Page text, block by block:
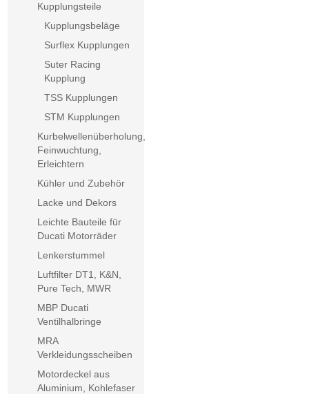
Kupplungsteile
Kupplungsbeläge
Surflex Kupplungen
Suter Racing
Kupplung
TSS Kupplungen
STM Kupplungen
Kurbelwellenüberholung,
Feinwuchtung,
Erleichtern
Kühler und Zubehör
Lacke und Dekors
Leichte Bauteile für
Ducati Motorräder
Lenkerstummel
Luftfilter DT1, K&N,
Pure Tech, MWR
MBP Ducati
Ventilhalbringe
MRA
Verkleidungsscheiben
Motordeckel aus
Aluminium, Kohlefaser